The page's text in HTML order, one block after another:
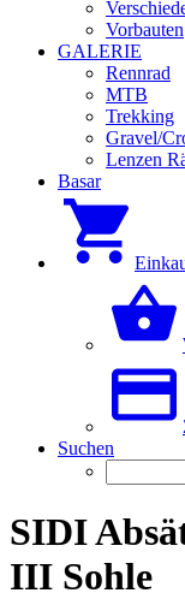
Vorbauten
GALERIE
Rennrad
MTB
Trekking
Gravel/
Lenzen
Basar
Suchen
SIDI
III Sohle